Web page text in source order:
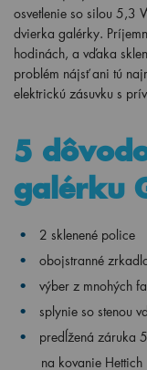
osvetlenie so silou 5,3
dvierka galérky.
hodinách, a vďaka
problém nájsť ani tú
elektrickú zásuvku s
5
galérku
2 sklenené police
obojstranné
výber z mnohých
splynie so stenou
predĺžená záruka
na kovanie Hettich